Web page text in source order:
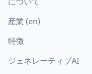
産業 (en)
特徴
ジェネレーティブAI